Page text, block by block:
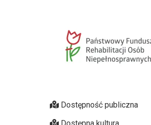
Dostępność publiczna